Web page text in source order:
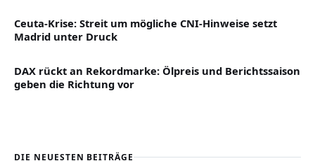
Ceuta-Krise: Streit um mögliche CNI-Hinweise setzt
Madrid unter Druck
DAX rückt an Rekordmarke: Ölpreis und Berichtssaison
geben die Richtung vor
DIE NEUESTEN BEITRÄGE